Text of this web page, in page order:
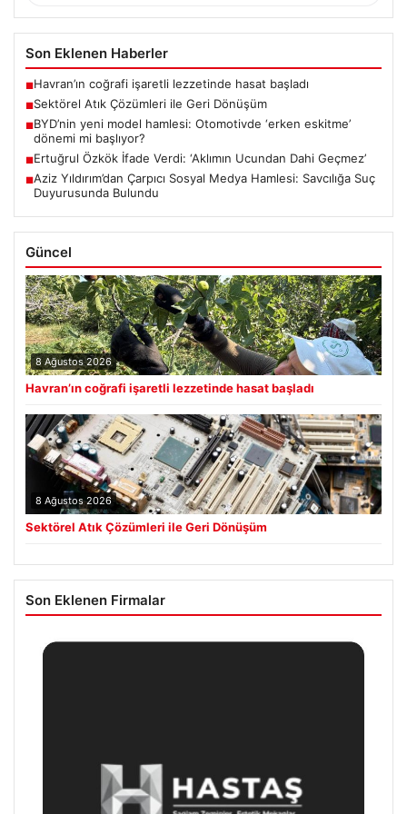
Son Eklenen Haberler
■Havran’ın coğrafi işaretli lezzetinde hasat başladı
■Sektörel Atık Çözümleri ile Geri Dönüşüm
■BYD’nin yeni model hamlesi: Otomotivde ‘erken eskitme’
dönemi mi başlıyor?
■Ertuğrul Özkök İfade Verdi: ‘Aklımın Ucundan Dahi Geçmez’
■Aziz Yıldırım’dan Çarpıcı Sosyal Medya Hamlesi: Savcılığa Suç
Duyurusunda Bulundu
Güncel
8 Ağustos 2026
Havran’ın coğrafi işaretli lezzetinde hasat başladı
8 Ağustos 2026
Sektörel Atık Çözümleri ile Geri Dönüşüm
Son Eklenen Firmalar